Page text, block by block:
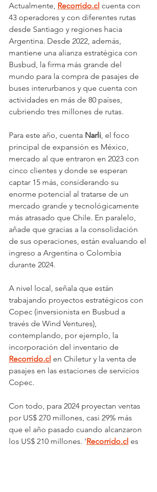
Actualmente, Recorrido.cl cuenta con
43 operadores y con diferentes rutas
desde Santiago y regiones hacia
Argentina. Desde 2022, además,
mantiene una alianza estratégica con
Busbud, la firma más grande del
mundo para la compra de pasajes de
buses interurbanos y que cuenta con
actividades en más de 80 países,
cubriendo tres millones de rutas.
Para este año, cuenta Narli , el foco
principal de expansión es México,
mercado al que entraron en 2023 con
cinco clientes y donde se esperan
captar 15 más, considerando su
enorme potencial al tratarse de un
mercado grande y tecnológicamente
más atrasado que Chile. En paralelo,
añade que gracias a la consolidación
de sus operaciones, están evaluando el
ingreso a Argentina o Colombia
durante 2024.
A nivel local, señala que están
trabajando proyectos estratégicos con
Copec (inversionista en Busbud a
través de Wind Ventures),
contemplando, por ejemplo, la
incorporación del inventario de
Recorrido.cl en Chiletur y la venta de
pasajes en las estaciones de servicios
Copec.
Con todo, para 2024 proyectan ventas
por US$ 270 millones, casi 29% más
que el año pasado cuando alcanzaron
los US$ 210 millones. 'Recorrido.cl es